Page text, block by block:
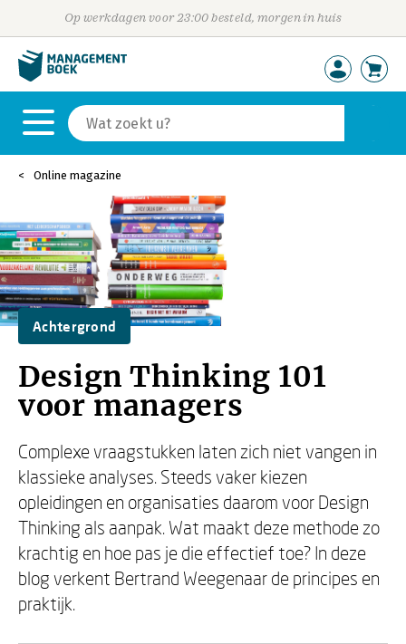
Op werkdagen voor 23:00 besteld, morgen in huis
Online magazine
Achtergrond
Design Thinking 101
voor managers
Complexe vraagstukken laten zich niet vangen in
klassieke analyses. Steeds vaker kiezen
opleidingen en organisaties daarom voor Design
Thinking als aanpak. Wat maakt deze methode zo
krachtig en hoe pas je die effectief toe? In deze
blog verkent Bertrand Weegenaar de principes en
praktijk.